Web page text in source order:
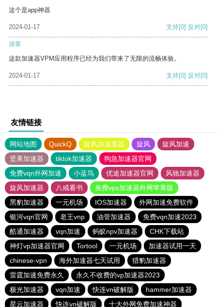
这个是app神器
2024-01-17 支持[0] 反对[0]
游客
这款加速器VPM应用程序已经为我们带来了无限的流畅体验。
2024-01-17 支持[0] 反对[0]
友情链接
网站地图 QuickQ 旋风加速度器 旋风
旋风加速
坚果加速器
tiktok加速器
狗急加速器官网
免费vqn外网加速
小蓝鸟 优途加速器官网
风驰加速器
旋风加速器
八戒看书
免费vps加速器外网苹果版
黑豹加速器
一元机场 IOS加速器
外网加速免费软件
银河vqn官网
老王vnp 油管加速器
免费vqn加速2023
酷通加速器
vqn加速 蚂蚁npv加速器
CHK下载站
神灯vp加速器官网
Tortool 一元机场
加速器试用一天
chinese-vpn
海外加速器七天试用
猎豹加速器
雷霆加速免费永久
永久不收费的vp加速器2023
极光加速器
vqn加速 快连vn破解版
hammer加速器
星云加速器
快连vn破解版 十大外网免费加速神器